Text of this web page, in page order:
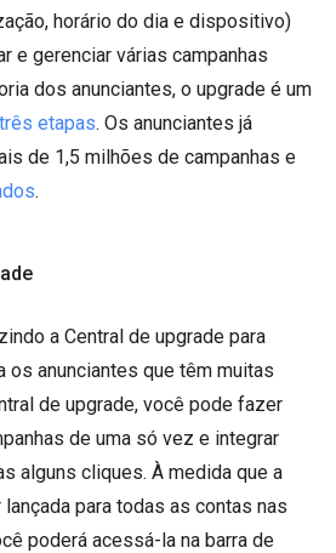
horário do dia e dispositivo)
e gerenciar várias campanhas
dos anunciantes, o upgrade é um
etapas. Os anunciantes já
de 1,5 milhões de campanhas e
.
a Central de upgrade para
os anunciantes que têm muitas
de upgrade, você pode fazer
de uma só vez e integrar
alguns cliques. À medida que a
para todas as contas nas
poderá acessá-la na barra de